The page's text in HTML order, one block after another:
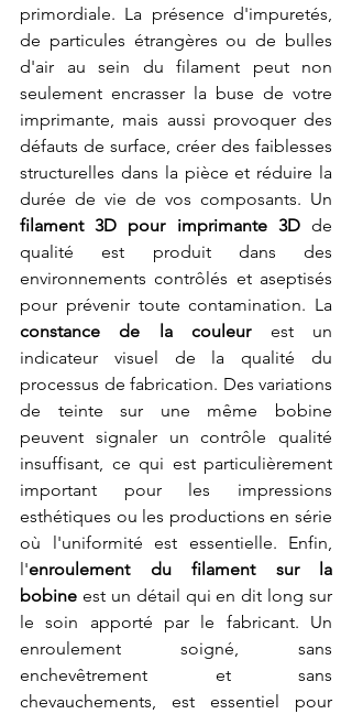
primordiale. La présence d'impuretés,
de particules étrangères ou de bulles
d'air au sein du filament peut non
seulement encrasser la buse de votre
imprimante, mais aussi provoquer des
défauts de surface, créer des faiblesses
structurelles dans la pièce et réduire la
filament 3D pour imprimante 3D de
qualité est produit dans des
environnements contrôlés et aseptisés
constance de la couleur est un
indicateur visuel de la qualité du
processus de fabrication. Des variations
de teinte sur une même bobine
peuvent signaler un contrôle qualité
insuffisant, ce qui est particulièrement
important pour les impressions
esthétiques ou les productions en série
où l'uniformité est essentielle. Enfin,
l'enroulement du filament sur la
bobine est un détail qui en dit long sur
le soin apporté par le fabricant. Un
enroulement soigné, sans
enchevêtrement et sans
chevauchements, est essentiel pour